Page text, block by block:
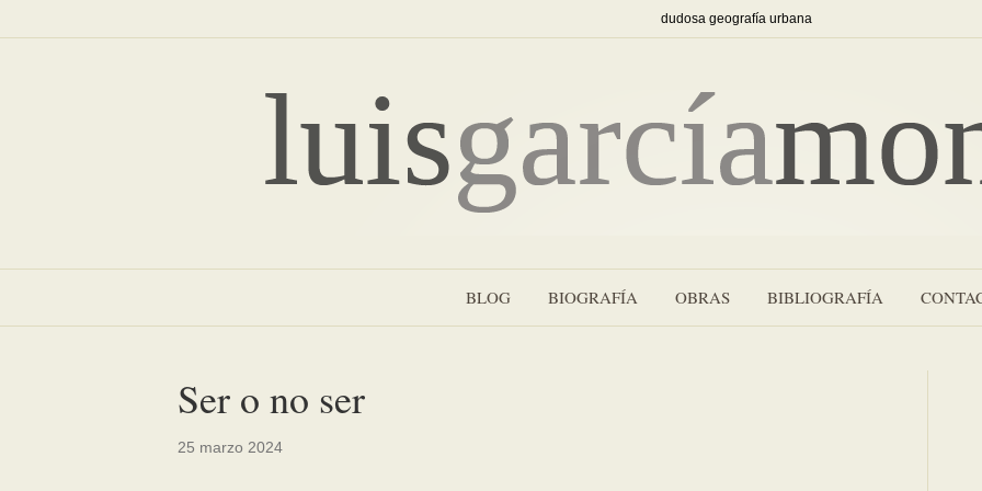
dudosa geografía urbana
BLOG BIOGRAFÍA OBRAS BIBLIOGRAFÍA
Ser o no ser
25 marzo 2024